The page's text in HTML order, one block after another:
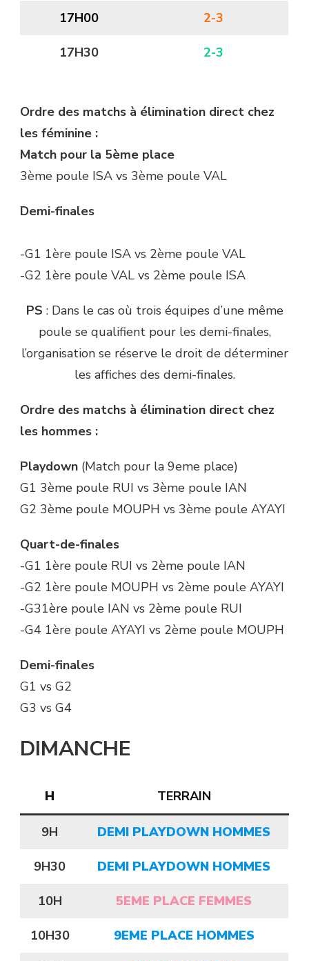
17H00 2-3
17H30 2-3
Ordre des matchs à élimination direct chez
les féminine :
Match pour la 5ème place
3ème poule ISA vs 3ème poule VAL
Demi-finales
-G1 1ère poule ISA vs 2ème poule VAL
-G2 1ère poule VAL vs 2ème poule ISA
PS : Dans le cas où trois équipes d’une même
poule se qualifient pour les demi-finales,
l’organisation se réserve le droit de déterminer
les affiches des demi-finales.
Ordre des matchs à élimination direct chez
les hommes :
Playdown (Match pour la 9eme place)
G1 3ème poule RUI vs 3ème poule IAN
G2 3ème poule MOUPH vs 3ème poule AYAYI
Quart-de-finales
-G1 1ère poule RUI vs 2ème poule IAN
-G2 1ère poule MOUPH vs 2ème poule AYAYI
-G31ère poule IAN vs 2ème poule RUI
-G4 1ère poule AYAYI vs 2ème poule MOUPH
Demi-finales
G1 vs G2
G3 vs G4
DIMANCHE
H TERRAIN
9H DEMI PLAYDOWN HOMMES
9H30 DEMI PLAYDOWN HOMMES
10H 5EME PLACE FEMMES
10H30 9EME PLACE HOMMES